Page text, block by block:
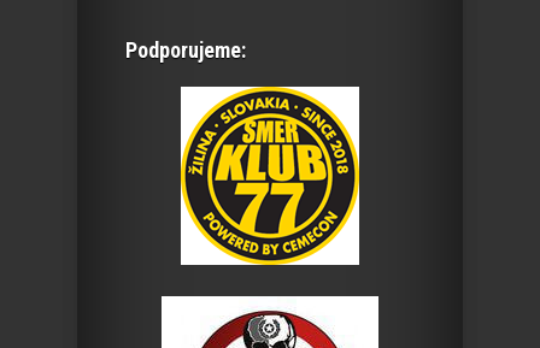
Podporujeme: